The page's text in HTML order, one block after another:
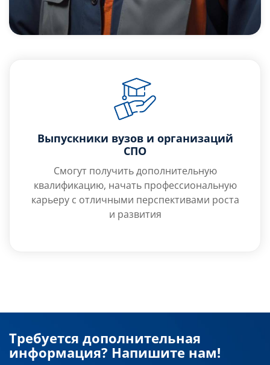
Выпускники вузов и организаций
СПО
Смогут получить дополнительную
квалификацию, начать профессиональную
карьеру с отличными перспективами роста
и развития
Требуется дополнительная
информация? Напишите нам!